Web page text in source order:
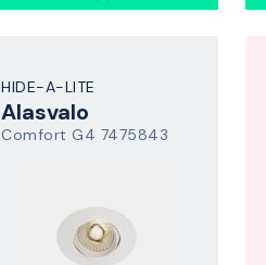
HIDE-A-LITE
Alasvalo
Comfort G4 7475843